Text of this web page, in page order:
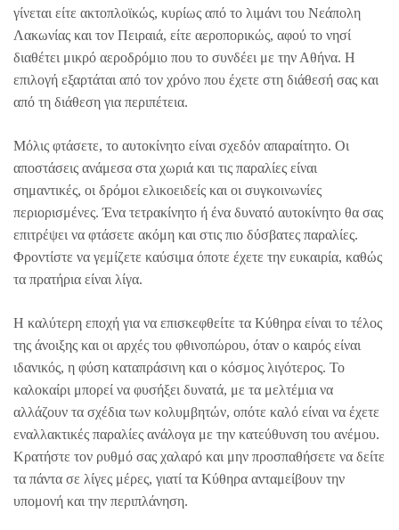
γίνεται είτε ακτοπλοϊκώς, κυρίως από το λιμάνι του Νεάπολη
Λακωνίας και τον Πειραιά, είτε αεροπορικώς, αφού το νησί
διαθέτει μικρό αεροδρόμιο που το συνδέει με την Αθήνα. Η
επιλογή εξαρτάται από τον χρόνο που έχετε στη διάθεσή σας και
από τη διάθεση για περιπέτεια.
Μόλις φτάσετε, το αυτοκίνητο είναι σχεδόν απαραίτητο. Οι
αποστάσεις ανάμεσα στα χωριά και τις παραλίες είναι
σημαντικές, οι δρόμοι ελικοειδείς και οι συγκοινωνίες
περιορισμένες. Ένα τετρακίνητο ή ένα δυνατό αυτοκίνητο θα σας
επιτρέψει να φτάσετε ακόμη και στις πιο δύσβατες παραλίες.
Φροντίστε να γεμίζετε καύσιμα όποτε έχετε την ευκαιρία, καθώς
τα πρατήρια είναι λίγα.
Η καλύτερη εποχή για να επισκεφθείτε τα Κύθηρα είναι το τέλος
της άνοιξης και οι αρχές του φθινοπώρου, όταν ο καιρός είναι
ιδανικός, η φύση καταπράσινη και ο κόσμος λιγότερος. Το
καλοκαίρι μπορεί να φυσήξει δυνατά, με τα μελτέμια να
αλλάζουν τα σχέδια των κολυμβητών, οπότε καλό είναι να έχετε
εναλλακτικές παραλίες ανάλογα με την κατεύθυνση του ανέμου.
Κρατήστε τον ρυθμό σας χαλαρό και μην προσπαθήσετε να δείτε
τα πάντα σε λίγες μέρες, γιατί τα Κύθηρα ανταμείβουν την
υπομονή και την περιπλάνηση.